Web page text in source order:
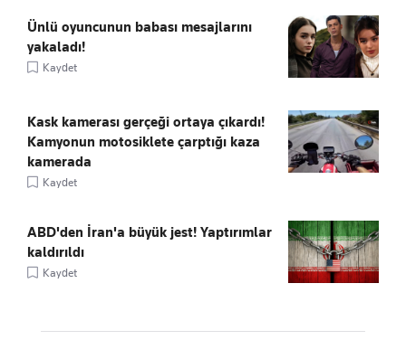
Ünlü oyuncunun babası mesajlarını
yakaladı!
Kaydet
Kask kamerası gerçeği ortaya çıkardı!
Kamyonun motosiklete çarptığı kaza
kamerada
Kaydet
ABD'den İran'a büyük jest! Yaptırımlar
kaldırıldı
Kaydet